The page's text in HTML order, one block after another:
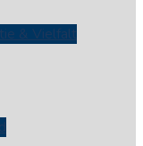
& Vielfalt